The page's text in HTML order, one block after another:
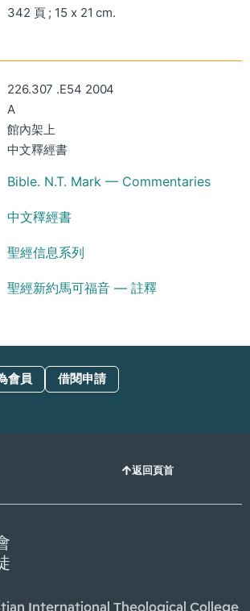
342 頁 ; 15 x 21 cm.
226.307 .E54 2004
A
館內架上
中文釋經書
Bible. N.T. Mark — Commentaries
中文䆁經書
聖經信息系列
聖經新約馬可福音 — 註釋
會員 借閱申請
返回頁首
International Theological College